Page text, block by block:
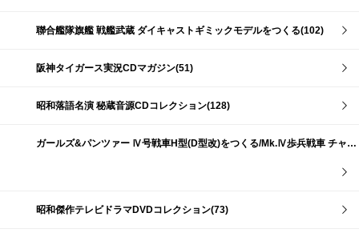
聯合艦隊旗艦 戦艦武蔵 ダイキャストギミックモデルをつくる(102)
阪神タイガース実況CDマガジン(51)
昭和落語名演 秘蔵音源CDコレクション(128)
ガールズ&パンツァー Ⅳ号戦車H型(D型改)をつくる/Mk.Ⅳ歩兵戦車 チャーチルMk.Ⅶをつくる(191)
昭和傑作テレビドラマDVDコレクション(73)